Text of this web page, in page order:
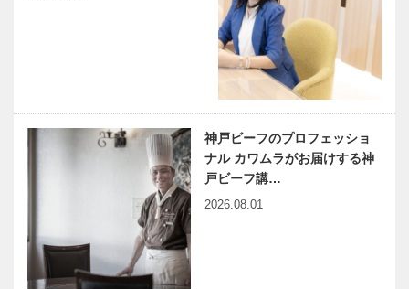
神戸ビーフのプロフェッショ
ナル カワムラがお届けする神
戸ビーフ講…
2026.08.01